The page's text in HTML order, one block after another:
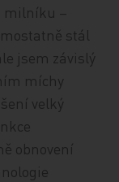
milníku –
stál
jsem závislý
míchy
velký
obnovení